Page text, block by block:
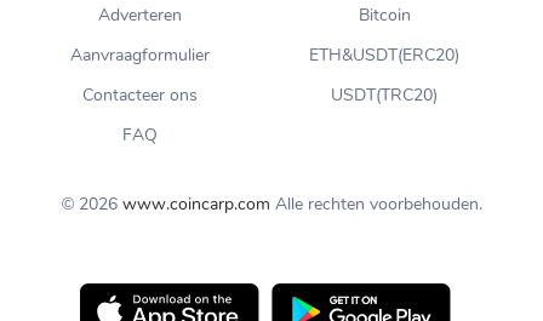
Adverteren
Aanvraagformulier
Contacteer ons
FAQ
Bitcoin
ETH&USDT(ERC20)
USDT(TRC20)
© 2026 www.coincarp.com Alle rechten voorbehouden.